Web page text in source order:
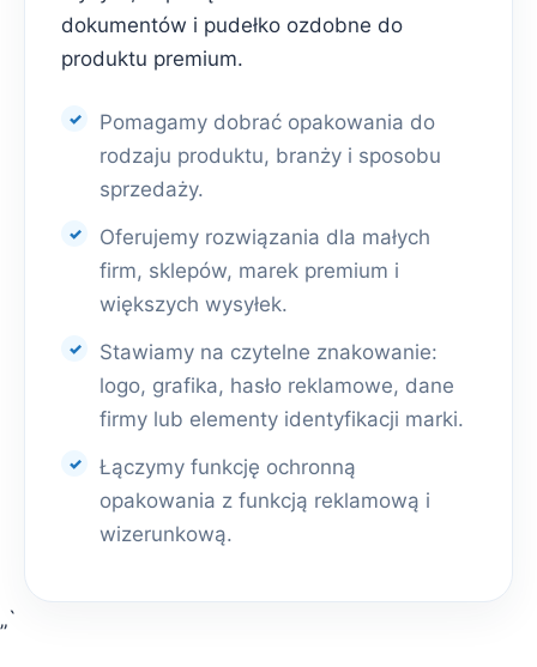
dokumentów i pudełko ozdobne do
produktu premium.
Pomagamy dobrać opakowania do
rodzaju produktu, branży i sposobu
sprzedaży.
Oferujemy rozwiązania dla małych
firm, sklepów, marek premium i
większych wysyłek.
Stawiamy na czytelne znakowanie:
logo, grafika, hasło reklamowe, dane
firmy lub elementy identyfikacji marki.
Łączymy funkcję ochronną
opakowania z funkcją reklamową i
wizerunkową.
„`